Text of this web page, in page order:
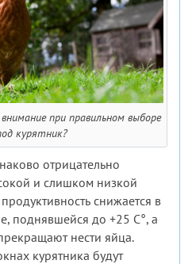
при правильном выборе
курятник?
отрицательно
и слишком низкой
снижается в
поднявшейся до +25 С°, а
нести яйца.
курятника будут